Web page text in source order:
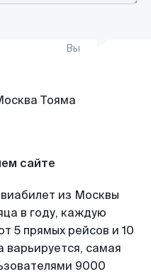
Вы
сайте
из Москвы
в году, каждую
5 прямых рейсов и 10
варьируется, самая
9000